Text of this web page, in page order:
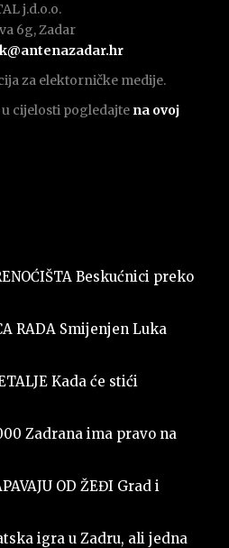
j.d.o.o.
6g, Zadar
za elektorničke medije.
cijelosti pogledajte na ovoj
Beskućnici preko
RADA Smijenjen Luka
Kada će stići
Zadrana ima pravo na
OD ŽEĐI Grad i
igra u Zadru, ali jedna